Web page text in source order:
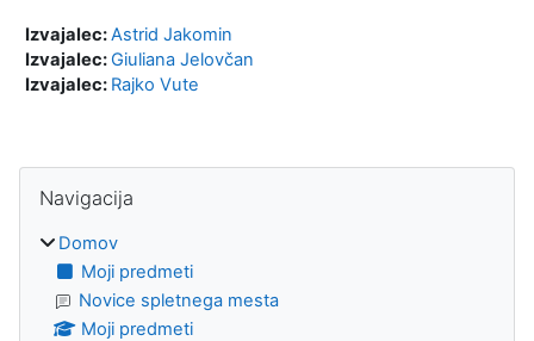
Izvajalec:Astrid Jakomin
Izvajalec:Giuliana Jelovčan
Izvajalec: Rajko Vute
Bloki
Navigacija
Domov
Moji predmeti
Novice spletnega mesta
Moji predmeti